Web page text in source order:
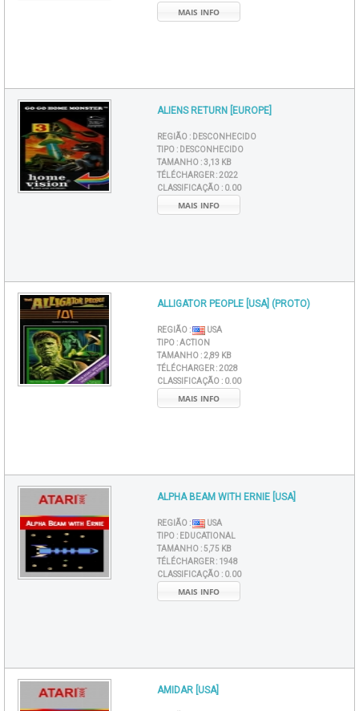
MAIS INFO
ALIENS RETURN [EUROPE]
REGIÃO : DESCONHECIDO
TIPO : DESCONHECIDO
TAMANHO :3,13 KB
TÉLÉCHARGER :2022
CLASSIFICAÇÃO : 0.00
MAIS INFO
ALLIGATOR PEOPLE [USA] (PROTO)
REGIÃO :
USA
TIPO :ACTION
TAMANHO :2,89 KB
TÉLÉCHARGER :2028
CLASSIFICAÇÃO : 0.00
MAIS INFO
ALPHA BEAM WITH ERNIE [USA]
REGIÃO :
USA
TIPO : EDUCATIONAL
TAMANHO :5,75 KB
TÉLÉCHARGER : 1948
CLASSIFICAÇÃO : 0.00
MAIS INFO
AMIDAR [USA]